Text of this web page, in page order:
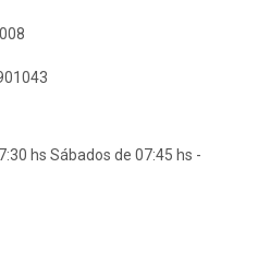
hs Sábados de 07:45 hs -